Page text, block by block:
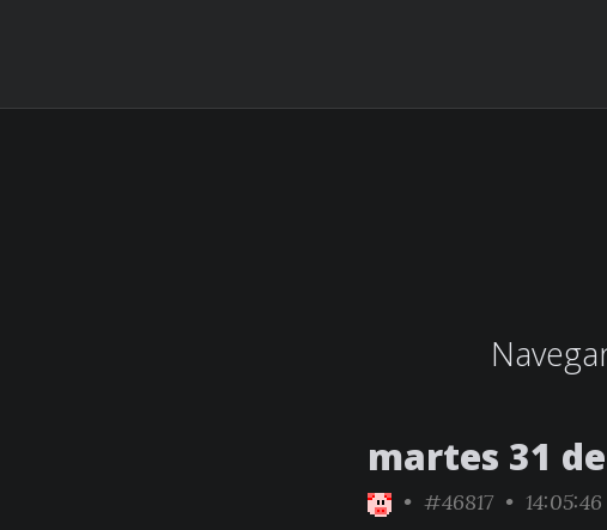
martes 31
• #46817 •